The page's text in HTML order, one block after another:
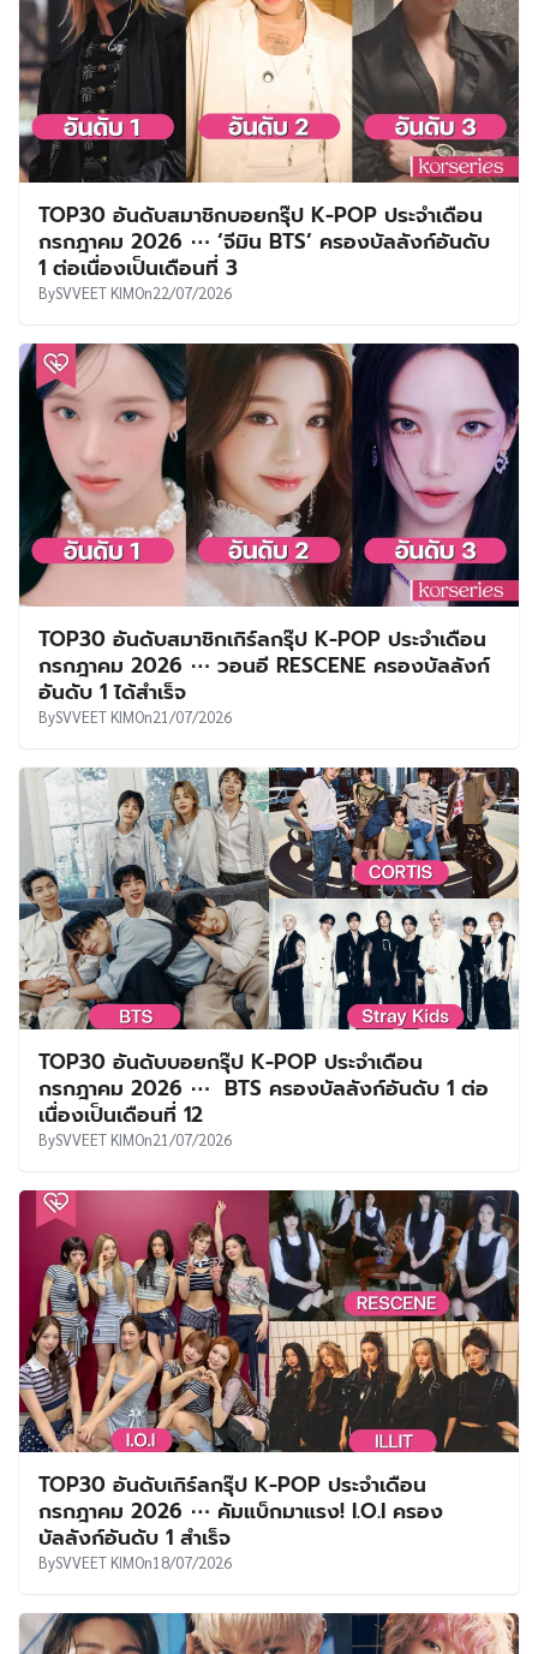
TOP30 อันดับสมาชิกบอยกรุ๊ป K-POP ประจำเดือน
กรกฎาคม 2026 ⋯ ‘จีมิน BTS’ ครองบัลลังก์อันดับ
1 ต่อเนื่องเป็นเดือนที่ 3
BySVVEET KIMOn22/07/2026
TOP30 อันดับสมาชิกเกิร์ลกรุ๊ป K-POP ประจำเดือน
กรกฎาคม 2026 ⋯ วอนอี RESCENE ครองบัลลังก์
อันดับ 1 ได้สำเร็จ
BySVVEET KIMOn21/07/2026
TOP30 อันดับบอยกรุ๊ป K-POP ประจำเดือน
กรกฎาคม 2026 ⋯ BTS ครองบัลลังก์อันดับ 1 ต่อ
เนื่องเป็นเดือนที่ 12
BySVVEET KIMOn21/07/2026
TOP30 อันดับเกิร์ลกรุ๊ป K-POP ประจำเดือน
กรกฎาคม 2026 ⋯ คัมแบ็กมาแรง! I.O.I ครอง
บัลลังก์อันดับ 1 สำเร็จ
BySVVEET KIMOn18/07/2026